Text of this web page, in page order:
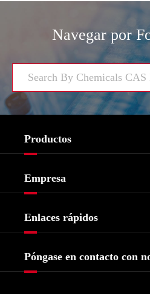
Navegar por
Productos
Bioquímico
Agroquímicos e intermedios
Ingredientes Cosméticos
Empresa
Historia de la empresa
Enlaces rápidos
Póngase en contacto con